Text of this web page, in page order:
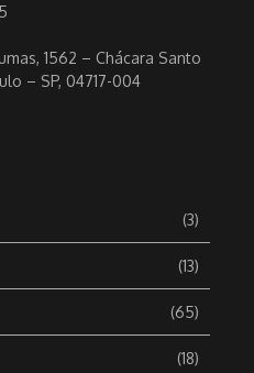
1562 – Chácara Santo
– SP, 04717-004
(3)
(13)
(65)
(18)